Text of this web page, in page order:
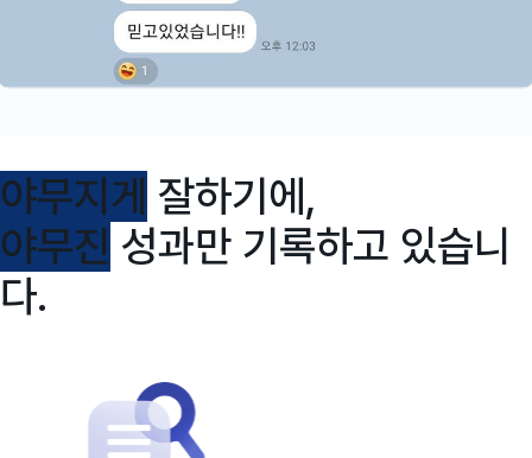
야무지게 잘하기에,
야무진 성과만 기록하고 있습니
다.